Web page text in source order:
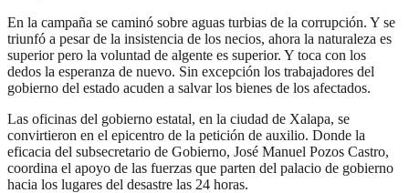
En la campaña se caminó sobre aguas turbias de la corrupción. Y se
triunfó a pesar de la insistencia de los necios, ahora la naturaleza es
superior pero la voluntad de algente es superior. Y toca con los
dedos la esperanza de nuevo. Sin excepción los trabajadores del
gobierno del estado acuden a salvar los bienes de los afectados.
Las oficinas del gobierno estatal, en la ciudad de Xalapa, se
convirtieron en el epicentro de la petición de auxilio. Donde la
eficacia del subsecretario de Gobierno, José Manuel Pozos Castro,
coordina el apoyo de las fuerzas que parten del palacio de gobierno
hacia los lugares del desastre las 24 horas.